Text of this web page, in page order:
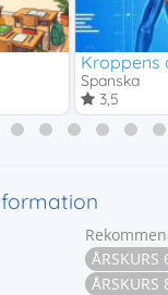
Kroppens
Spanska
3,5
ÅRSKURS
ÅRSKURS